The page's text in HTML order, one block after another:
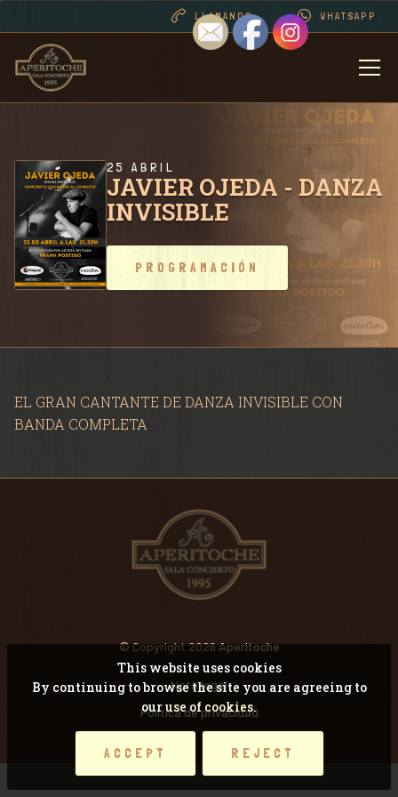
LLAMANOS WHATSAPP
JAVIER OJEDA - DANZA
INVISIBLE
25 ABRIL
PROGRAMACIÓN
EL GRAN CANTANTE DE DANZA INVISIBLE CON
BANDA COMPLETA
© Copyright 2026Aperitoche
Nota legal
Pólitica de privacidad
This website uses cookies
By continuing to browse the site you are agreeing to
ouruse of cookies.
ACCEPT REJECT
BIENVENIDOS
RIDER SALA /
FOTOS
VIDEOS